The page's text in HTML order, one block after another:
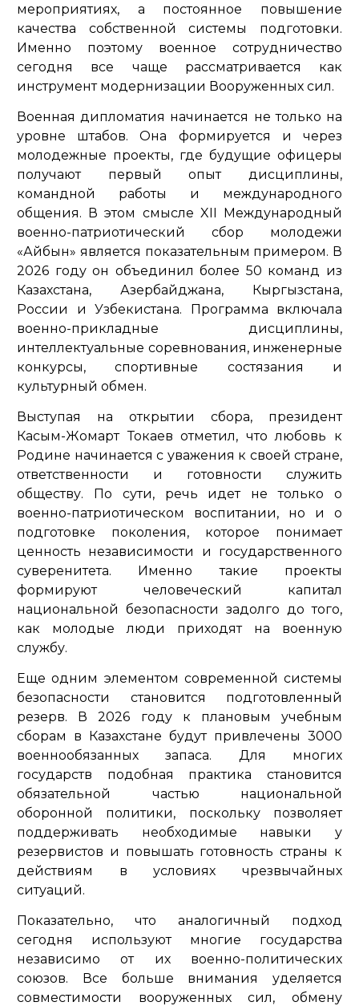
мероприятиях, а постоянное повышение
качества собственной системы подготовки.
Именно поэтому военное сотрудничество
сегодня все чаще рассматривается как
инструмент модернизации Вооруженных сил.
Военная дипломатия начинается не только на
уровне штабов. Она формируется и через
молодежные проекты, где будущие офицеры
получают первый опыт дисциплины,
командной работы и международного
общения. В этом смысле XII Международный
военно-патриотический сбор молодежи
«Айбын» является показательным примером. В
2026 году он объединил более 50 команд из
Казахстана, Азербайджана, Кыргызстана,
России и Узбекистана. Программа включала
военно-прикладные дисциплины,
интеллектуальные соревнования, инженерные
конкурсы, спортивные состязания и
культурный обмен.
Выступая на открытии сбора, президент
Касым-Жомарт Токаев отметил, что любовь к
Родине начинается с уважения к своей стране,
ответственности и готовности служить
обществу. По сути, речь идет не только о
военно-патриотическом воспитании, но и о
подготовке поколения, которое понимает
ценность независимости и государственного
суверенитета. Именно такие проекты
формируют человеческий капитал
национальной безопасности задолго до того,
как молодые люди приходят на военную
службу.
Еще одним элементом современной системы
безопасности становится подготовленный
резерв. В 2026 году к плановым учебным
сборам в Казахстане будут привлечены 3000
военнообязанных запаса. Для многих
государств подобная практика становится
обязательной частью национальной
оборонной политики, поскольку позволяет
поддерживать необходимые навыки у
резервистов и повышать готовность страны к
действиям в условиях чрезвычайных
ситуаций.
Показательно, что аналогичный подход
сегодня используют многие государства
независимо от их военно-политических
союзов. Все больше внимания уделяется
совместимости вооруженных сил, обмену